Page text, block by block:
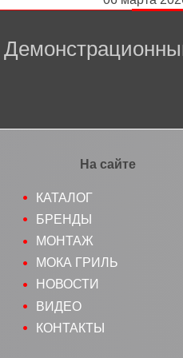
На сайте
КАТАЛОГ
БРЕНДЫ
МОНТАЖ
МОКА ГРИЛЬ
НОВОСТИ
ВИДЕО
КОНТАКТЫ